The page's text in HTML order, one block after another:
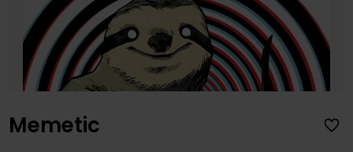
Memetic